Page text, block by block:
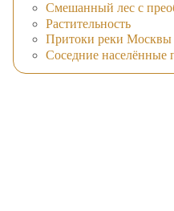
Смешанный лес с
Растительность
Притоки реки Москвы
Соседние населённые